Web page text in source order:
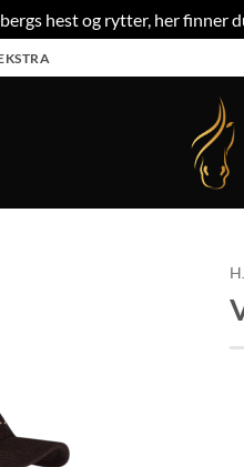
hest og rytter, her finner